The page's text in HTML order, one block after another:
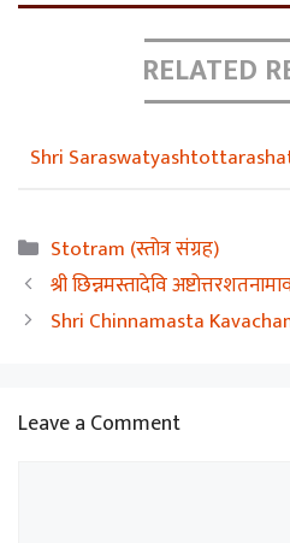
RELATED
Shri
Categories
Stotram (स्तोत्र संग्रह)
श्री छिन्नमस्तादेवि
Shri Chinnamasta
Leave a Comment